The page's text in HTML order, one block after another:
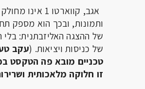
אגב, קווארטו 1
ותמונות, ובכך הוא מספק
של ההצגה האליזבתנית:
של כניסות ויציאות. (עקב
טכניים מובא פה הטקסט
זו חלוקה מלאכותית